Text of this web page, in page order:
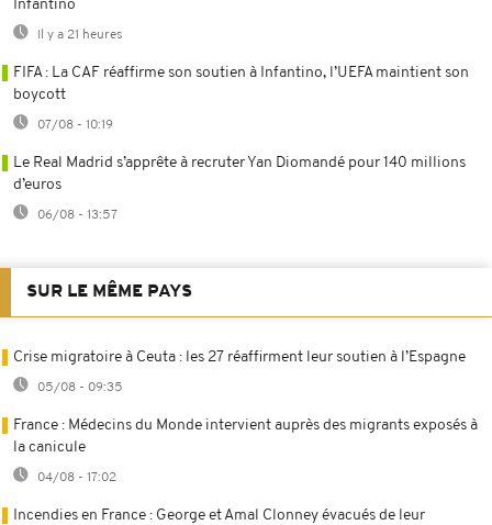
Infantino
Il y a 21 heures
FIFA : La CAF réaffirme son soutien à Infantino, l’UEFA maintient son
boycott
07/08 - 10:19
Le Real Madrid s’apprête à recruter Yan Diomandé pour 140 millions
d’euros
06/08 - 13:57
SUR LE MÊME PAYS
Crise migratoire à Ceuta : les 27 réaffirment leur soutien à l’Espagne
05/08 - 09:35
France : Médecins du Monde intervient auprès des migrants exposés à
la canicule
04/08 - 17:02
Incendies en France : George et Amal Clonney évacués de leur